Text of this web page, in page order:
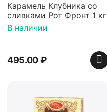
Карамель Клубника со
сливками Рот Фронт 1 кг
В наличии
495.00₽